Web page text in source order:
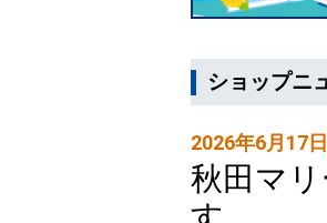
ショップニ
2026年6月17日
秋田マ